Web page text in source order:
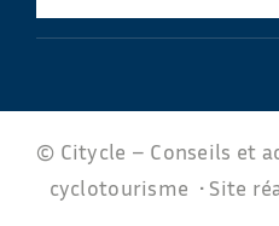
© Citycle – Conseils et
cyclotourisme • Site